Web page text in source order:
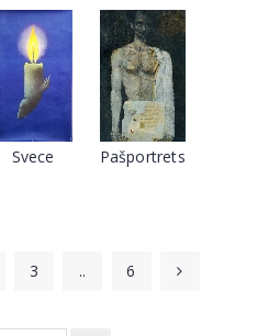
Svece Pašportrets
3 .. 6